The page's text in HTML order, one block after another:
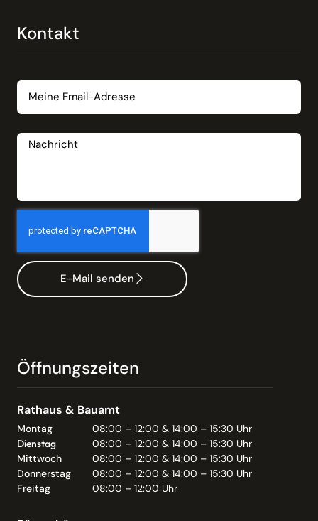
Kontakt
E-Mail senden
Öffnungszeiten
Rathaus & Bauamt
Montag
08:00 – 12:00 & 14:00 – 15:30 Uhr
Dienstag
08:00 – 12:00 & 14:00 – 15:30 Uhr
Mittwoch
08:00 – 12:00 & 14:00 – 15:30 Uhr
Donnerstag
08:00 – 12:00 & 14:00 – 15:30 Uhr
Freitag
08:00 – 12:00 Uhr